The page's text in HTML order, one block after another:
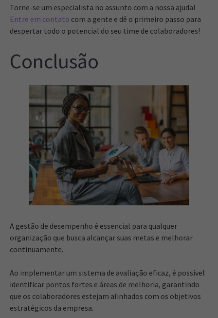
Torne-se um especialista no assunto com a nossa ajuda!
Entre em contato com a gente e dê o primeiro passo para
despertar todo o potencial do seu time de colaboradores!
Conclusão
A gestão de desempenho é essencial para qualquer
organização que busca alcançar suas metas e melhorar
continuamente.
Ao implementar um sistema de avaliação eficaz, é possível
identificar pontos fortes e áreas de melhoria, garantindo
que os colaboradores estejam alinhados com os objetivos
estratégicos da empresa.